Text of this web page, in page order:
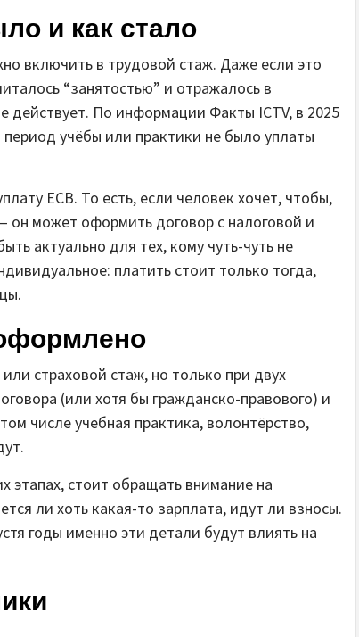
и как стало
включить в трудовой стаж. Даже если это
“занятостью” и отражалось в
действует. По информации Факты ICTV, в 2025
учёбы или практики не было уплаты
ЕСВ. То есть, если человек хочет, чтобы,
он может оформить договор с налоговой и
актуально для тех, кому чуть-чуть не
платить стоит только тогда,
страховой стаж, но только при двух
(или хотя бы гражданско-правового) и
числе учебная практика, волонтёрство,
этапах, стоит обращать внимание на
ли хоть какая-то зарплата, идут ли взносы.
годы именно эти детали будут влиять на